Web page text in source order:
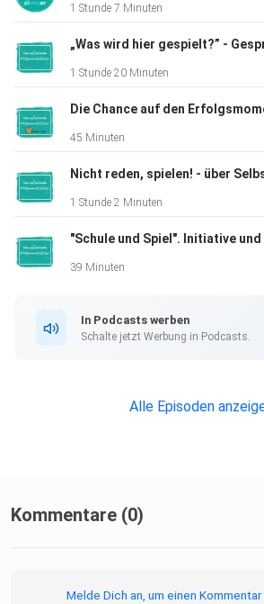
1 Stunde 7 Minuten
1 Stunde 20 Minuten
45 Minuten
1 Stunde 2 Minuten
39 Minuten
In Podcasts werben
Schalte jetzt Werbung in Podcasts.
Alle Episoden
Kommentare (0)
Melde Dich an, um einen Kommentar